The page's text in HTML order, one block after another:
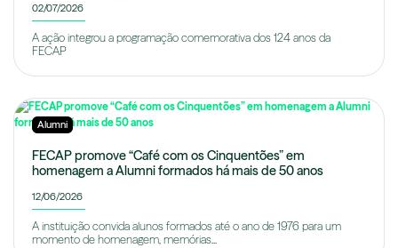
02/07/2026
A ação integrou a programação comemorativa dos 124 anos da
FECAP
Alumni
FECAP promove “Café com os Cinquentões” em
homenagem a Alumni formados há mais de 50 anos
12/06/2026
A instituição convida alunos formados até o ano de 1976 para um
momento de homenagem, memórias...